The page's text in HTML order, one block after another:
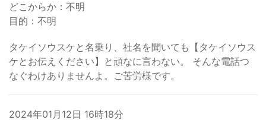
どこからか：不明
目的：不明
タケイソウスケと名乗り、社名を聞いても【タケイソウス
ケとお伝えください】と頑なに言わない。 そんな電話つ
なぐわけありませんよ。ご苦労様です。
2024年01月12日 16時18分